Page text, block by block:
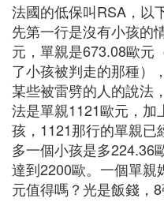
法國的低保叫RSA，
先第一行是沒有小孩的
元，單親是673.08歐元
了小孩被判走的那種）
某些被雷劈的人的說法
法是單親1121歐元，
孩，1121那行的單親已
多一個小孩是多224.36
達到2200歐。一個單親
元值得嗎？光是飯錢，